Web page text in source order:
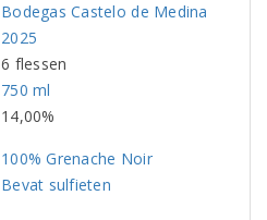
Bodegas Castelo de Medina
2025
6 flessen
750 ml
14,00%
100% Grenache Noir
Bevat sulfieten